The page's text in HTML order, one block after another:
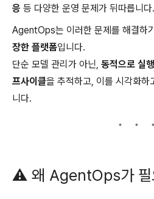
응 등 다양한 운영 문제가 뒤따릅니다.
AgentOps는 이러한 문제를 해결하
장한 플랫폼입니다.
단순 모델 관리가 아닌, 동적으로 실
프사이클을 추적하고, 이를 시각화하
니다.
⚠️ 왜 AgentOps가 필